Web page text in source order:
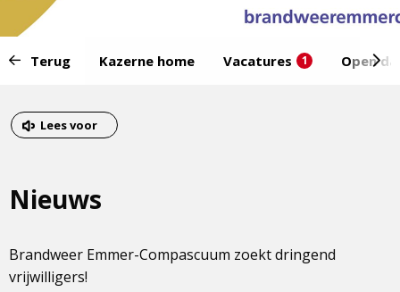
van
menu:
Terug Kazerne home Vacatures 1 Open
van
het
Dit
externe
Lees voor
Nieuws
Brandweer Emmer-Compascuum zoekt dringend
vrijwilligers!